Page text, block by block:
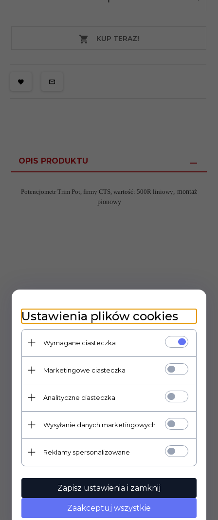
KUP TERAZ!
OPIS PRODUKTU
Potencjometr Trim Pot, firmy CTS, wartość: 500R liniowy, montaż
pionowy
PLIKI DO POBRANIA
OPINIE KLIENTÓW
Nakrętka 3/8" niklowana
Ustawienia plików cookies
Wymagane ciasteczka
Marketingowe ciasteczka
Analityczne ciasteczka
Wysyłanie danych marketingowych
Reklamy spersonalizowane
Zapisz ustawienia i zamknij
Zaakceptuj wszystkie